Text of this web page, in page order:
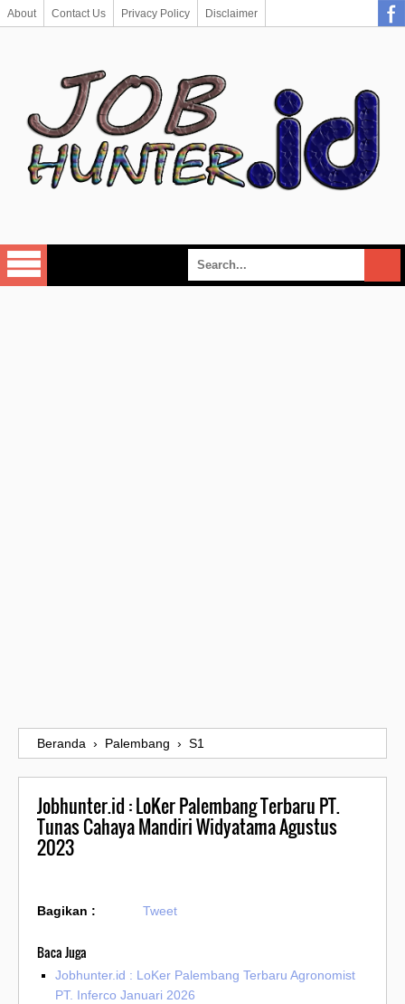
About Contact Us Privacy Policy Disclaimer
Beranda › Palembang › S1
Jobhunter.id : LoKer Palembang Terbaru PT.
Tunas Cahaya Mandiri Widyatama Agustus
2023
Bagikan : Tweet
Baca Juga
Jobhunter.id : LoKer Palembang Terbaru Agronomist
PT. Inferco Januari 2026